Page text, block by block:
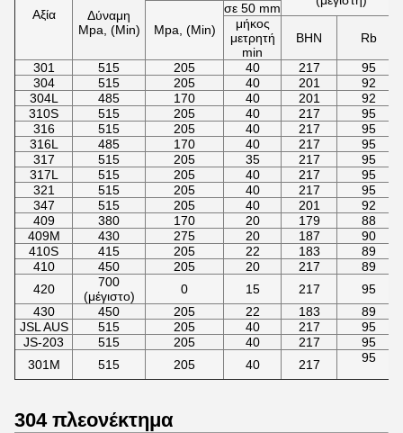
Αξία
Δύναμη
Mpa, (Min)
Mpa, (Min)
σε 50 mm
μήκος
μετρητή
min
BHN Rb
301 515 205 40 217
95
304
515 205 40 201
92
304L
485 170 40 201
92
310S
515 205 40 217
95
316
515 205 40 217
95
316L
485 170 40 217
95
317
515 205 35 217
95
317L
515 205 40 217
95
321
515 205 40 217
95
347
515 205 40 201
92
409
380 170 20 179
88
409M
430 275 20 187
90
410S
415 205 22 183
89
410
450 205 20 217
89
420
700
(μέγιστο)
0 15 217
95
430
450 205 22 183
89
JSL AUS
515 205 40 217
95
JS-203
515 205 40 217
95
301M
515 205 40 217 95
304 πλεονέκτημα